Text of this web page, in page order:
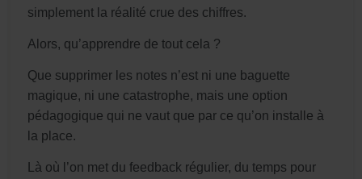
simplement la réalité crue des chiffres.
Alors, qu’apprendre de tout cela ?
Que supprimer les notes n’est ni une baguette
magique, ni une catastrophe, mais une option
pédagogique qui ne vaut que par ce qu’on installe à
la place.
Là où l’on met du feedback régulier, du temps pour